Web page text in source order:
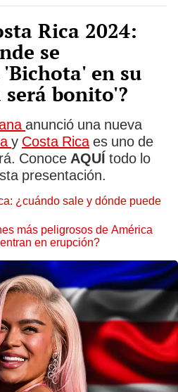
Rica 2024:
se
en su
bonito'?
anunció una nueva
y Costa Ricaes uno de
Conoce AQUÍ todo lo
presentación.
¿cuándo sale y dónde puede
más peligrosos de América
en erupción?